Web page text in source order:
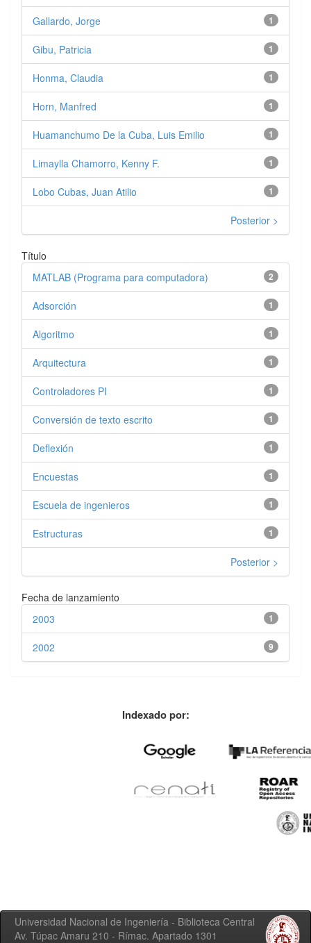
1
Gallardo, Jorge
1
Gibu, Patricia
1
Honma, Claudia
1
Horn, Manfred
1
Huamanchumo De la Cuba, Luis Emilio
1
Limaylla Chamorro, Kenny F.
1
Lobo Cubas, Juan Atilio
Posterior >
Título
2
MATLAB (Programa para computadora)
1
Adsorción
1
Algoritmo
1
Arquitectura
1
Controladores PI
1
Conversión de texto escrito
1
Deflexión
1
Encuestas
1
Escuela de ingenieros
1
Estructuras
Posterior >
Fecha de lanzamiento
1
2003
9
2002
Indexado por:
Universidad Nacional de Ingeniería - Biblioteca Central
Av. Túpac Amaru 210 - Rímac. Apartado 1301